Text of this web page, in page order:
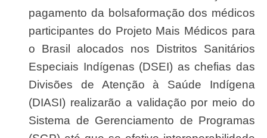
pagamento da bolsaformação dos médicos
participantes do Projeto Mais Médicos para
o Brasil alocados nos Distritos Sanitários
Especiais Indígenas (DSEI) as chefias das
Divisões de Atenção à Saúde Indígena
(DIASI) realizarão a validação por meio do
Sistema de Gerenciamento de Programas